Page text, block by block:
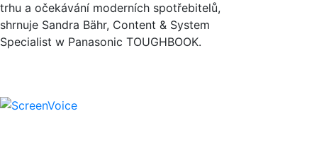
trhu a očekávání moderních spotřebitelů,
shrnuje Sandra Bähr, Content & System
Specialist w Panasonic TOUGHBOOK.